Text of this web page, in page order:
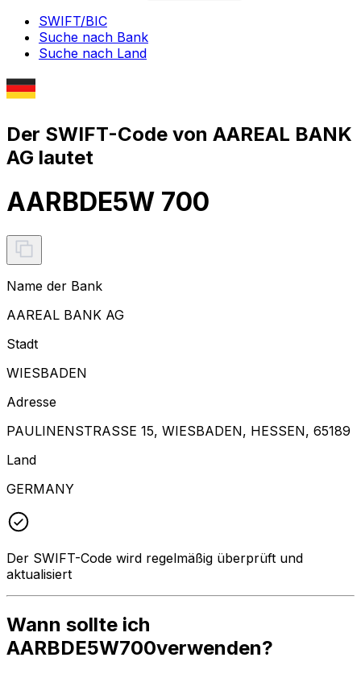
SWIFT/BIC
Suche nach Bank
Suche nach Land
Der SWIFT-Code von AAREAL BANK
AG lautet
AARBDE5W 700
Name der Bank
AAREAL BANK AG
Stadt
WIESBADEN
Adresse
PAULINENSTRASSE 15, WIESBADEN, HESSEN, 65189
Land
GERMANY
Der SWIFT-Code wird regelmäßig überprüft und
aktualisiert
Wann sollte ich
AARBDE5W700verwenden?